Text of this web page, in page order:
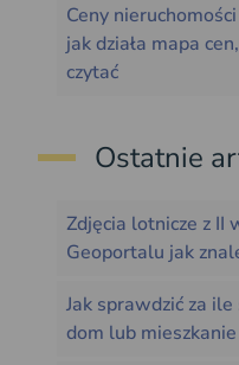
Ceny
jak działa mapa
czytać
Ostatnie
Zdjęcia lotnicze z
Geoportalu jak
Jak sprawdzić za ile
dom lub mieszkanie